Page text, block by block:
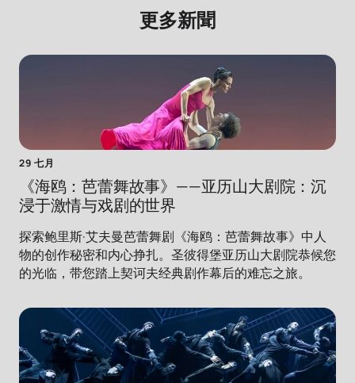
更多新聞
29 七月
《海鸥：芭蕾舞故事》——亚历山大剧院：沉
浸于激情与戏剧的世界
探索鲍里斯·艾夫曼芭蕾舞剧《海鸥：芭蕾舞故事》中人
物的创作秘密和内心挣扎。圣彼得堡亚历山大剧院恭候您
的光临，带您踏上契诃夫经典剧作幕后的难忘之旅。